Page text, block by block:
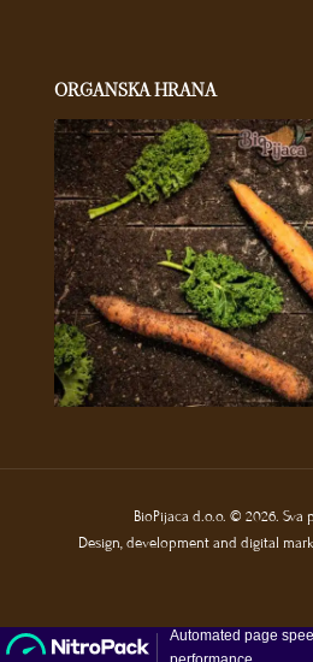
ORGANSKA HRANA
BioPijaca d.o.o. © 2026. Sva
Design, development and digital